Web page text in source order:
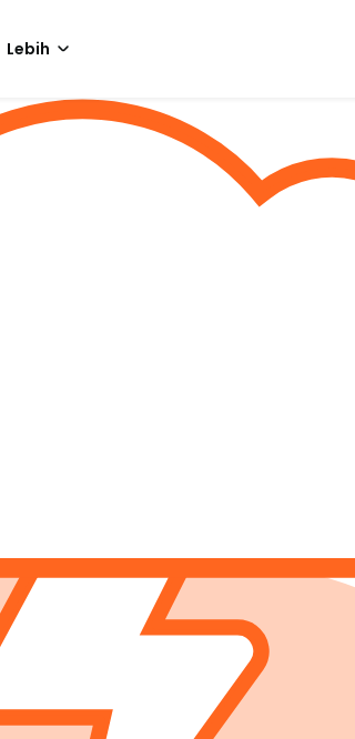
Lebih